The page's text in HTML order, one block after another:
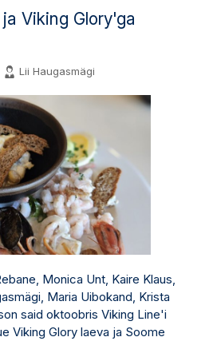
Viking Glory'ga
Lii Haugasmägi
Monica Unt, Kaire Klaus,
Maria Uibokand, Krista
said oktoobris Viking Line'i
Viking Glory laeva ja Soome